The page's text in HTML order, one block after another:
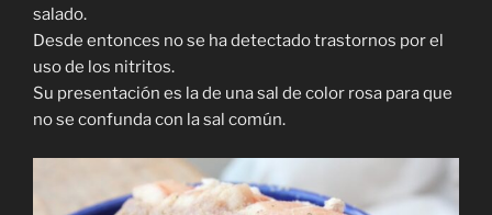
salado.
Desde entonces no se ha detectado trastornos por el
uso de los nitritos.
Su presentación es la de una sal de color rosa para que
no se confunda con la sal común.